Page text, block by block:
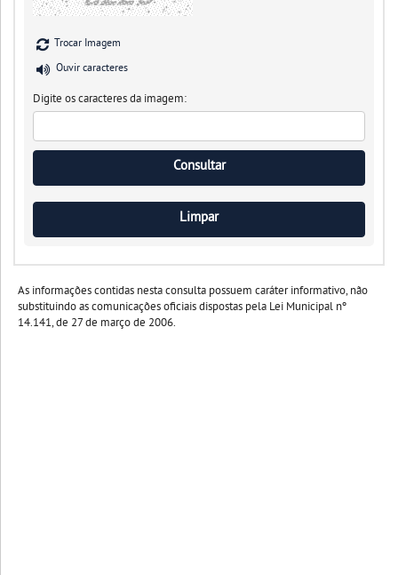
Trocar Imagem
Ouvir caracteres
Digite os caracteres da imagem:
As informações contidas nesta consulta possuem caráter informativo, não
substituindo as comunicações oficiais dispostas pela Lei Municipal nº
14.141, de 27 de março de 2006.